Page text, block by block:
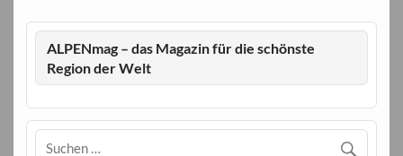
ALPENmag – das Magazin für die schönste
Region der Welt